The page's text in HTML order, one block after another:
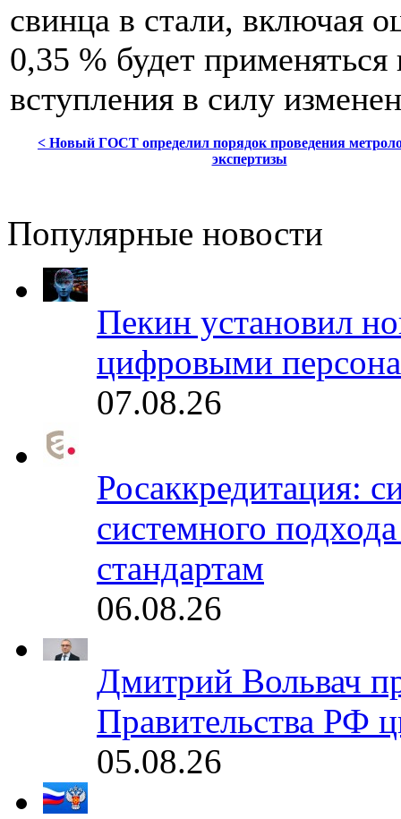
свинца в стали, включая
0,35 % будет
вступления в силу
< Новый ГОСТ определил порядок проведения
экспертизы
Популярные новости
Пекин установил
цифровыми
07.08.26
Росаккредитация:
системного
стандартам
06.08.26
Дмитрий Вольвач
Правительства РФ
05.08.26